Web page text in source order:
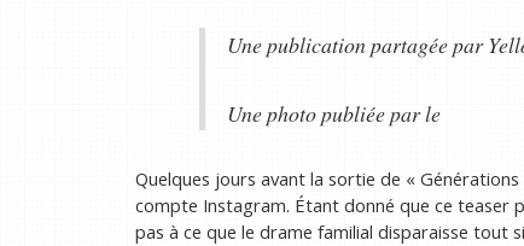
Une publication partagée par
Une photo publiée par le
Quelques jours avant la sortie de «
compte Instagram. Étant donné que ce teaser
pas à ce que le drame familial disparaisse tout